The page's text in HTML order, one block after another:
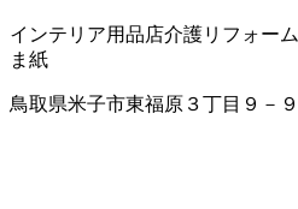
インテリア用品店介護リフォーム
ま紙
鳥取県米子市東福原３丁目９－９